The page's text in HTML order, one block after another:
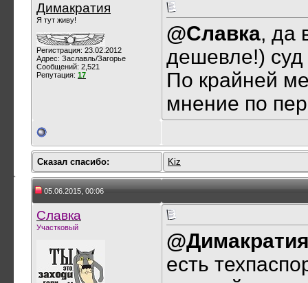
Димакратия
Я тут живу!
Регистрация: 23.02.2012
Адрес: Заславль/Загорье
Сообщений: 2,521
Репутация: 17
@Славка, да
дешевле!)
По крайней
мнение по
Сказал cпасибо: Kiz
05.06.2015, 00:06
Славка
Участковый
есть